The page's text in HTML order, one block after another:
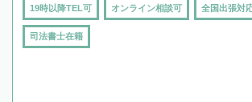
19時以降TEL可 オンライン相談可 全国出張対
司法書士在籍